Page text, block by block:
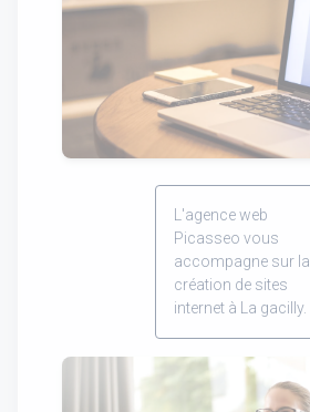
L'agence web
Picasseo vous
accompagne sur la
création de sites
internet à La gacilly.